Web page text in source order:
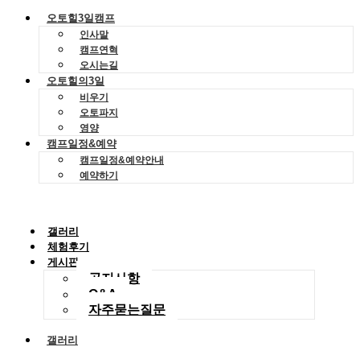
오토힐3일캠프
인사말
캠프연혁
오시는길
오토힐의3일
비우기
오토파지
영양
캠프일정&예약
캠프일정&예약안내
예약하기
갤러리
체험후기
게시판
공지사항
Q&A
자주묻는질문
갤러리